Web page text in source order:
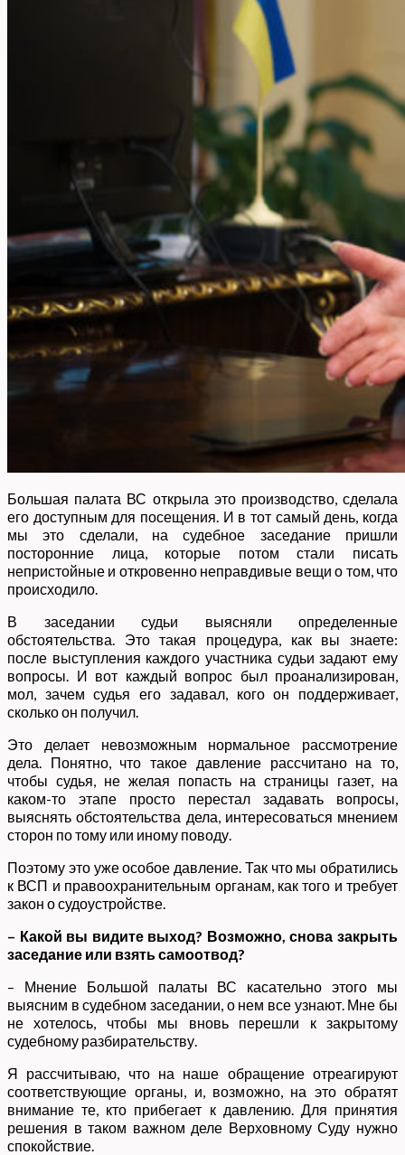
Большая палата ВС открыла это производство, сделала
его доступным для посещения. И в тот самый день, когда
мы это сделали, на судебное заседание пришли
посторонние лица, которые потом стали писать
непристойные и откровенно неправдивые вещи о том, что
происходило.
В заседании судьи выясняли определенные
обстоятельства. Это такая процедура, как вы знаете:
после выступления каждого участника судьи задают ему
вопросы. И вот каждый вопрос был проанализирован,
мол, зачем судья его задавал, кого он поддерживает,
сколько он получил.
Это делает невозможным нормальное рассмотрение
дела. Понятно, что такое давление рассчитано на то,
чтобы судья, не желая попасть на страницы газет, на
каком-то этапе просто перестал задавать вопросы,
выяснять обстоятельства дела, интересоваться мнением
сторон по тому или иному поводу.
Поэтому это уже особое давление. Так что мы обратились
к ВСП и правоохранительным органам, как того и требует
закон о судоустройстве.
– Какой вы видите выход? Возможно, снова закрыть
заседание или взять самоотвод?
– Мнение Большой палаты ВС касательно этого мы
выясним в судебном заседании, о нем все узнают. Мне бы
не хотелось, чтобы мы вновь перешли к закрытому
судебному разбирательству.
Я рассчитываю, что на наше обращение отреагируют
соответствующие органы, и, возможно, на это обратят
внимание те, кто прибегает к давлению. Для принятия
решения в таком важном деле Верховному Суду нужно
спокойствие.